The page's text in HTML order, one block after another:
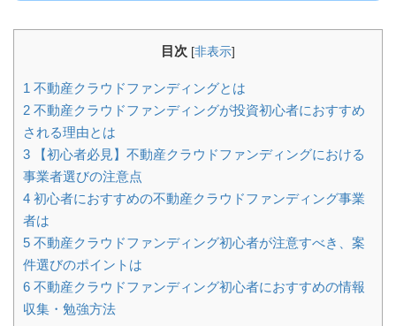
目次 [非表示]
1 不動産クラウドファンディングとは
2 不動産クラウドファンディングが投資初心者におすすめ
される理由とは
3 【初心者必見】不動産クラウドファンディングにおける
事業者選びの注意点
4 初心者におすすめの不動産クラウドファンディング事業
者は
5 不動産クラウドファンディング初心者が注意すべき、案
件選びのポイントは
6 不動産クラウドファンディング初心者におすすめの情報
収集・勉強方法